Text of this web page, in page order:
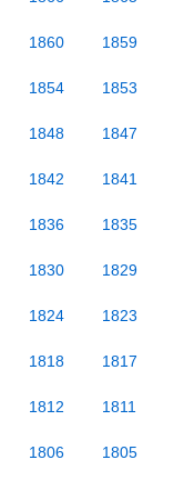
1860 1859
1854 1853
1848 1847
1842 1841
1836 1835
1830 1829
1824 1823
1818 1817
1812 1811
1806 1805